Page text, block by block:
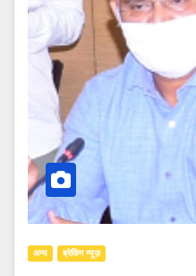
अन्य ब्रेकिंग न्यूज़